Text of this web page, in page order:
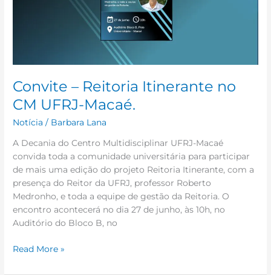
Convite – Reitoria Itinerante no
CM UFRJ-Macaé.
Notícia / Barbara Lana
A Decania do Centro Multidisciplinar UFRJ-Macaé
convida toda a comunidade universitária para participar
de mais uma edição do projeto Reitoria Itinerante, com a
presença do Reitor da UFRJ, professor Roberto
Medronho, e toda a equipe de gestão da Reitoria. O
encontro acontecerá no dia 27 de junho, às 10h, no
Auditório do Bloco B, no
Read More »